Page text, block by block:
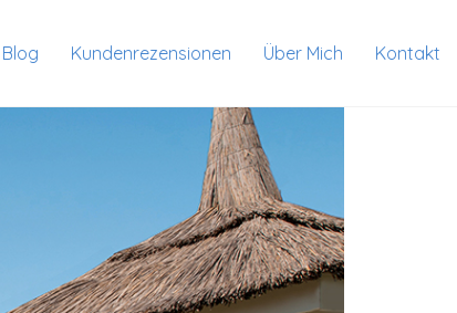
Blog Kundenrezensionen Über Mich Kontakt